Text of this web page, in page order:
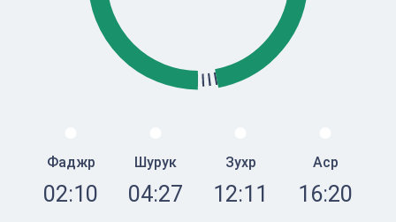
Фаджр
02:10
Шурук
04:27
Зухр
12:11
Аср
16:20